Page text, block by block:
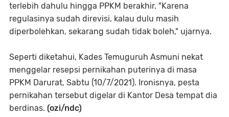
terlebih dahulu hingga PPKM berakhir. "Karena
regulasinya sudah direvisi, kalau dulu masih
diperbolehkan, sekarang sudah tidak boleh," ujarnya.
Seperti diketahui, Kades Temuguruh Asmuni nekat
menggelar resepsi pernikahan puterinya di masa
PPKM Darurat, Sabtu (10/7/2021). Ironisnya, pesta
pernikahan tersebut digelar di Kantor Desa tempat dia
berdinas. (ozi/ndc)